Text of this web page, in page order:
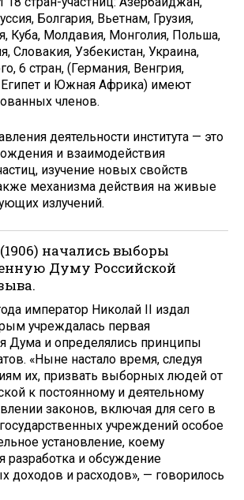
Болгария, Вьетнам, Грузия,
Куба, Молдавия, Монголия, Польша,
Словакия, Узбекистан, Украина,
6 стран, (Германия, Венгрия,
Египет и Южная Африка) имеют
членов.
деятельности института — это
и взаимодействия
изучение новых свойств
механизма действия на живые
излучений.
(1906) начались выборы
Думу Российской
император Николай II издал
учреждалась первая
Дума и определялись принципы
«Ныне настало время, следуя
их, призвать выборных людей от
к постоянному и деятельному
законов, включая для сего в
учреждений особое
установление, коему
разработка и обсуждение
доходов и расходов», — говорилось